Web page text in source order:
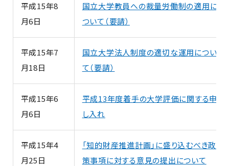
平成15年8
月6日
国立大学教員への裁量労働制の適用に
ついて（要請）
平成15年7
月18日
国立大学法人制度の適切な運用につい
て（要請）
平成15年6
月6日
平成13年度着手の大学評価に関する申
し入れ
平成15年4
月25日
「知的財産推進計画」に盛り込むべき政
策事項に対する意見の提出について